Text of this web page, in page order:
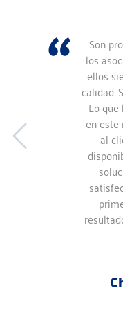
Son
los
ellos
calidad.
Lo
en
al